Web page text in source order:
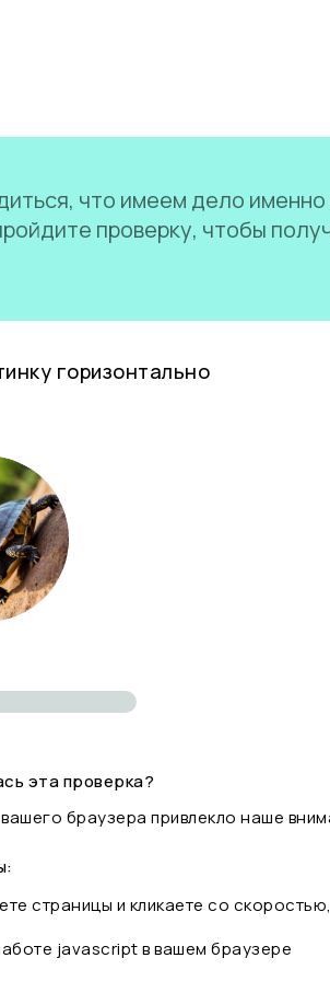
что имеем дело именно
проверку, чтобы
горизонтально
эта проверка?
браузера привлекло наше
страницы и кликаете со
javascript в вашем браузере